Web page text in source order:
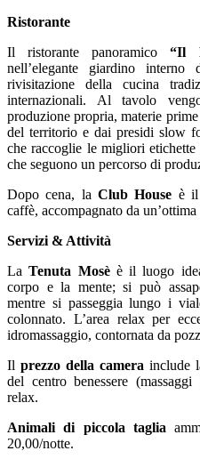
Ristorante
Il ristorante panoramico“Il
nell’elegante giardino
rivisitazione della cucina
internazionali. Al tavolo
produzione propria, materie
del territorio e dai presidi slow
che raccoglie le migliori
che seguono un percorso di
Dopo cena, laClub House è il
caffè, accompagnato da
Servizi & Attività
LaTenuta Mosèè il luogo
corpo e la mente; si può
mentre si passeggia lungo i
colonnato. L’area relax per
idromassaggio, contornata da
Il prezzo della camera include
del centro benessere
relax.
Animali di piccola taglia
20,00/notte.